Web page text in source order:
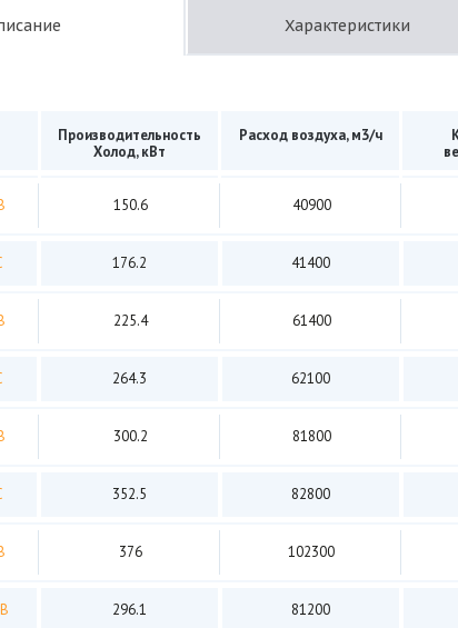
Характеристики
Производительность
Холод, кВт
Расход воздуха, м3/ч
150.6 40900
176.2 41400
225.4 61400
264.3 62100
300.2 81800
352.5 82800
376 102300
296.1 81200